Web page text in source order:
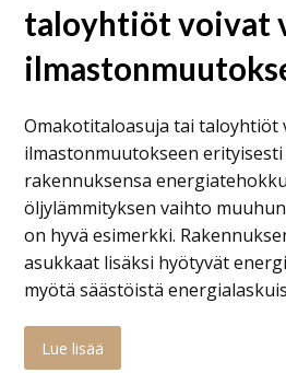
taloyhtiöt voivat
Omakotitaloasuja tai taloyhtiöt
ilmastonmuutokseen
rakennuksensa
öljylämmityksen vaihto
on hyvä esimerkki.
asukkaat lisäksi hyötyvät
myötä säästöistä
Lue lisää